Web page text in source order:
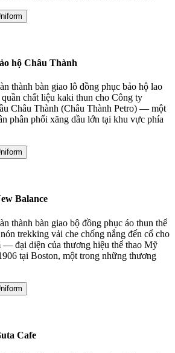
hộ Châu Thành
thành bàn giao lô đồng phục bảo hộ lao
chất liệu kaki thun cho Công ty
Châu Thành (Châu Thành Petro) — một
phân phối xăng dầu lớn tại khu vực phía
Balance
thành bàn giao bộ đồng phục áo thun thể
trekking vải che chống nắng đến cổ cho
đại diện của thương hiệu thể thao Mỹ
tại Boston, một trong những thương
Cafe